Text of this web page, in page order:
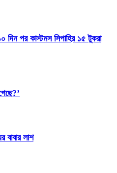
দিন পর কাস্টমস সিপাহির ১৫ টুকরা
বাবার লাশ